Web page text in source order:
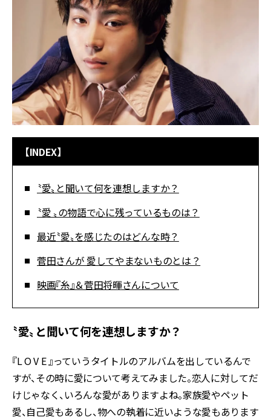
【INDEX】
〝愛〟と聞いて何を連想しますか？
〝愛 〟の物語で心に残っているものは？
最近〝愛〟を感じたのはどんな時？
菅田さんが 愛してやまないものとは？
映画『糸』＆菅田将暉さんについて
〝愛〟と聞いて何を連想しますか？
『L O V E 』っていうタイトルのアルバムを出しているんで
すが、その時に愛について考えてみました。恋人に対してだ
けじゃなく、いろんな愛がありますよね。家族愛やペット
愛、自己愛もあるし、物への執着に近いような愛もあります